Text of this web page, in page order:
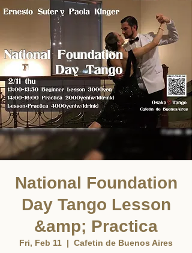
National Foundation
Day Tango Lesson
&amp; Practica
Fri, Feb 11
  |
Cafetin de Buenos Aires